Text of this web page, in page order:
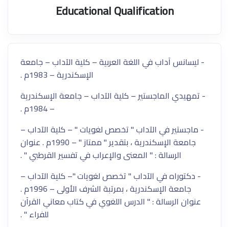
Educational Qualification
- ليسانس آداب في اللغة العربية – كلية الآداب – جامعة
الإسكندرية – 1983م .
- تمهيدي الماجستير – كلية الآداب – جامعة الإسكندرية
– 1984م .
- ماجستير في الآداب " تخصص لغويات " – كلية الآداب –
جامعة الإسكندرية ، بتقدير " ممتاز " – 1990م . عنوان
الرسالة : " المعنى والإعراب في تفسير القرطبي " .
- دكتوراه في الآداب " تخصص لغويات "– كلية الآداب –
جامعة الإسكندرية ، بمرتبة الشرف الأولى – 1996م .
عنوان الرسالة : " الدرس اللغوي في كتاب معاني القرآن
للفراء " .